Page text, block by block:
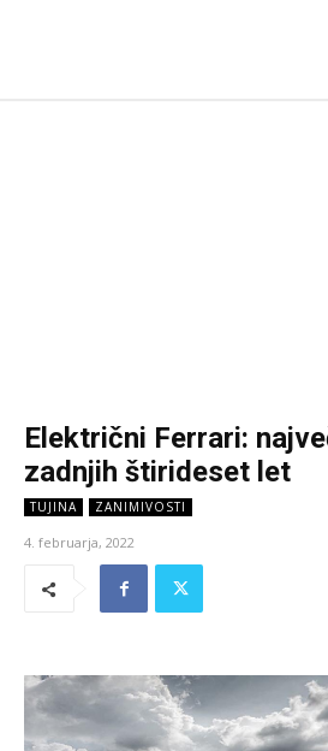
Električni Ferrari:
zadnjih štirideset let
TUJINA ZANIMIVOSTI
4. februarja, 2022